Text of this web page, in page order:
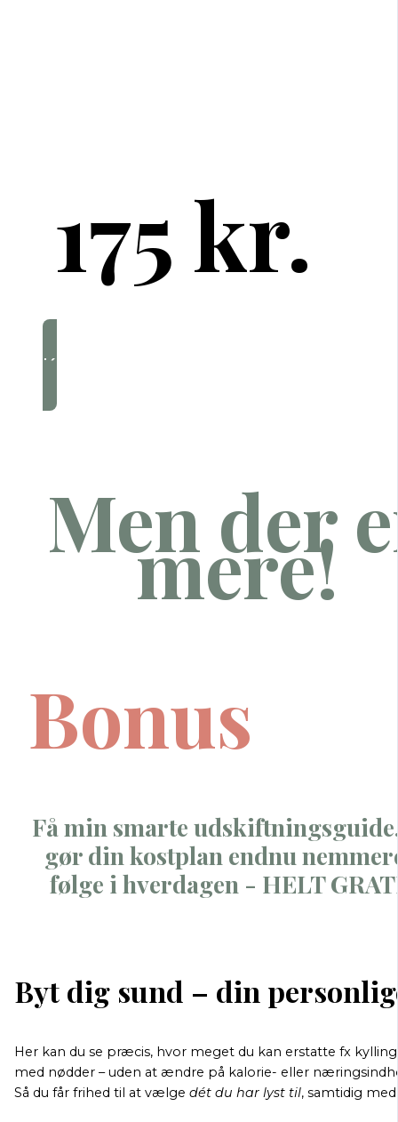
175 kr.
Køb nu og kom i gang med det
Men der
mere!
Bonus
Få min smarte
gør din kostplan endnu
følge i hverdagen - HELT
Byt dig sund – din
Her kan du se præcis, hvor meget du kan erstatte fx
med nødder – uden at ændre på kalorie- eller
Så du får frihed til at vælge dét du har lyst til, samtidig